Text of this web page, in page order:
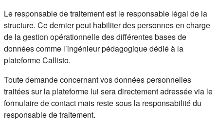
Le responsable de traitement est le responsable légal de la
structure. Ce dernier peut habiliter des personnes en charge
de la gestion opérationnelle des différentes bases de
données comme l’ingénieur pédagogique dédié à la
plateforme Callisto.
Toute demande concernant vos données personnelles
traitées sur la plateforme lui sera directement adressée via le
formulaire de contact mais reste sous la responsabilité du
responsable de traitement.